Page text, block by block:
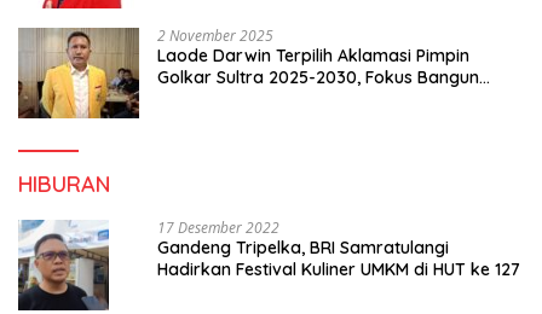
2 November 2025
Laode Darwin Terpilih Aklamasi Pimpin
Golkar Sultra 2025-2030, Fokus Bangun
HIBURAN
17 Desember 2022
Gandeng Tripelka, BRI Samratulangi
Hadirkan Festival Kuliner UMKM di HUT ke 127